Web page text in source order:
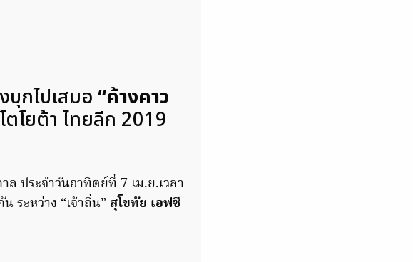
กไปเสมอ“ค้างคาว
โยต้า ไทยลีก 2019
ประจำวันอาทิตย์ที่ 7 เม.ย.เวลา
ระหว่าง “เจ้าถิ่น” สุโขทัย เอฟซี